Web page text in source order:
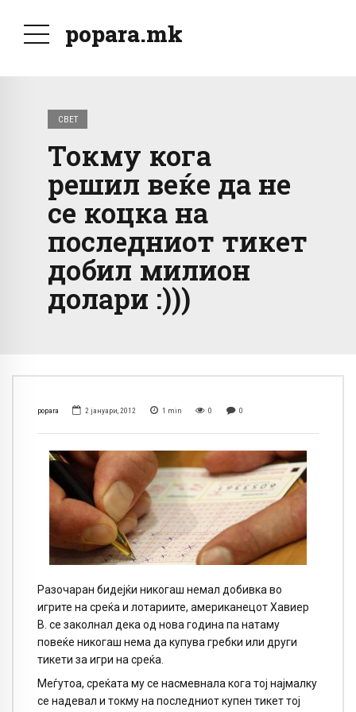
popara.mk
СВЕТ
Токму кога
решил веќе да не
се коцка на
последниот тикет
добил милион
долари :)))
popara 2 јануари, 2012 1 min 0 0
Разочаран бидејќи никогаш немал добивка во
игрите на среќа и лотариите, американецот Хавиер
В. се заколнал дека од нова година па натаму
повеќе никогаш нема да купува гребки или други
тикети за игри на среќа.
Меѓутоа, среќата му се насмевнала кога тој најмалку
се надевал и токму на последниот купен тикет тој